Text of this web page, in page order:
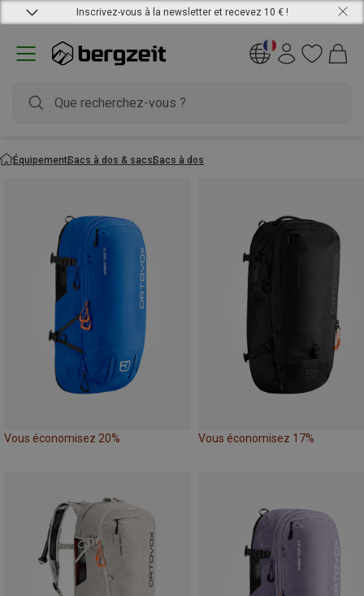
Inscrivez-vous à la newsletter et recevez 10 € !
ÉquipementSacs à dos & sacsSacs à dos
Vous économisez 20% Vous économisez 17%